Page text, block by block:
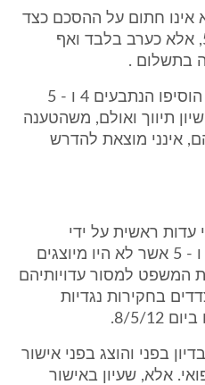
כי הוא אינו חתום על ההסכם כצד
לעסקה בין הנתבעות 1 ו - 5, אלא כערב בלבד ואף
בתשלום .
אציין כי במסגרת סיכומיהם הוסיפו הנתבעים 4 ו - 5
תיווך ואולם, משהטענה
אינני מוצאת להדרש
ראשית על ידי
הצדדים- מלבד הנתבעים 4 ו - 5 אשר לא היו מיוצגים
המשפט למסור עדויותיהם
בחקירות נגדיות
5/12.
2 לא העיד בדיון בפני והוצג בפני אישור
אלא, שעיון באישור